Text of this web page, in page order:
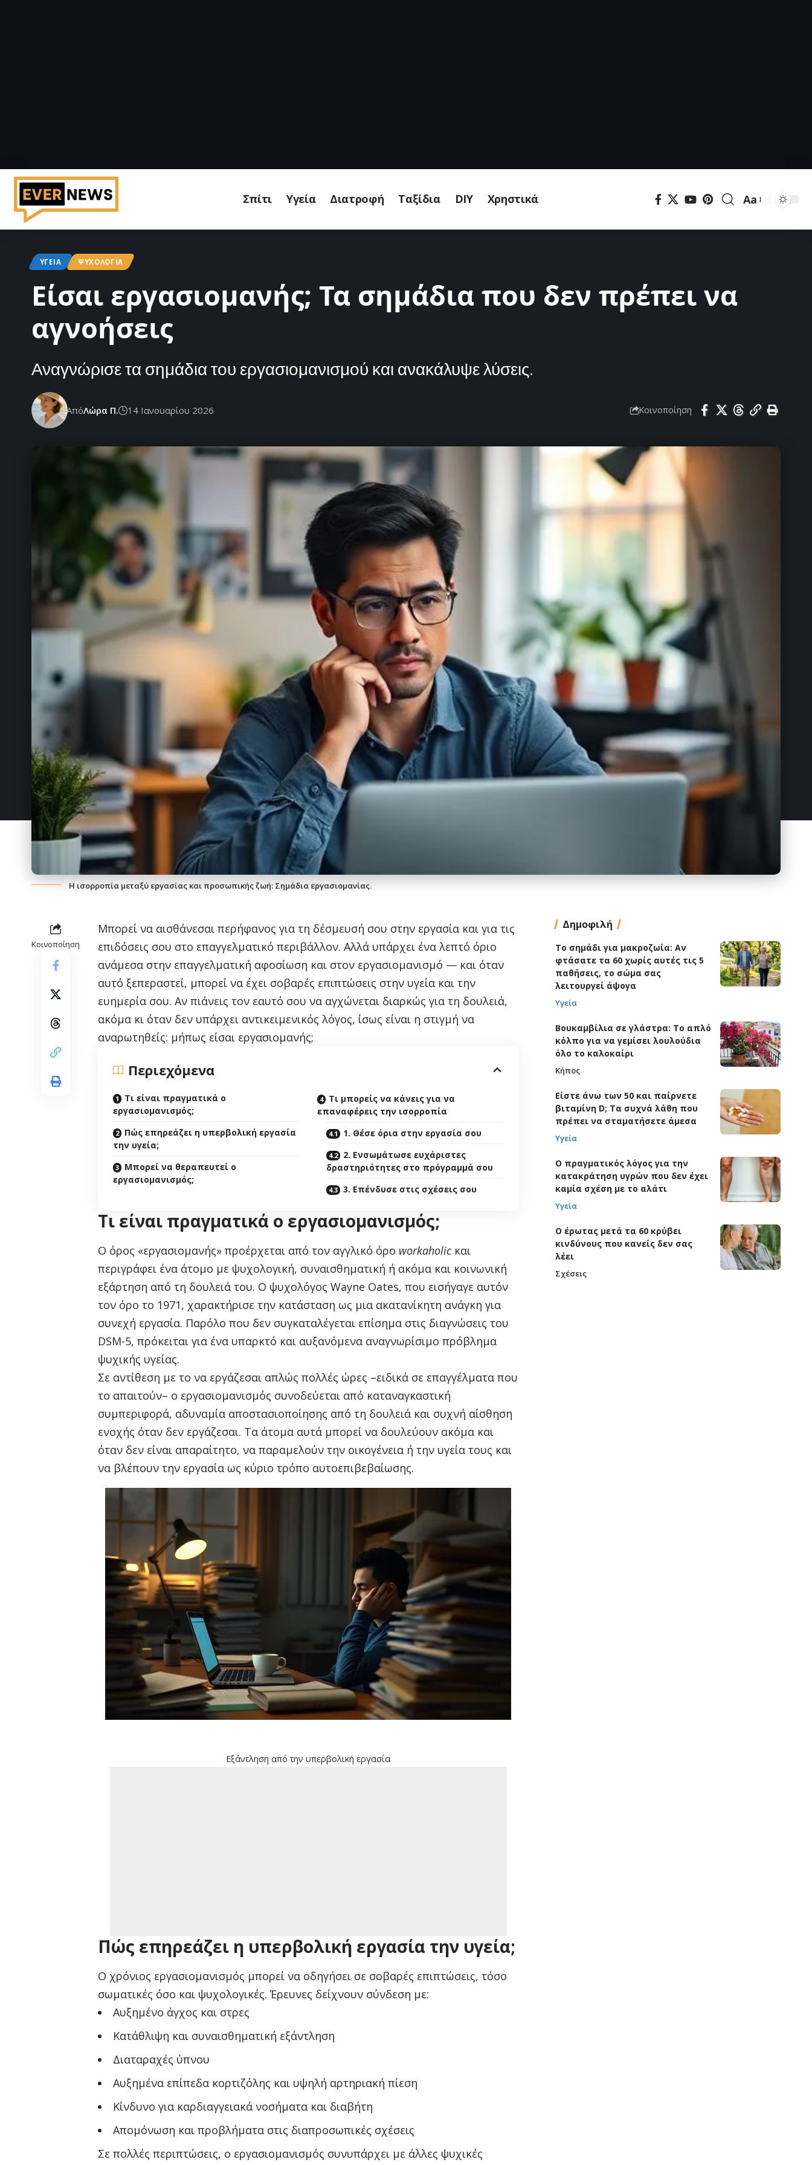
Σπίτι Υγεία Διατροφή Ταξίδια DIY Χρηστικά
Μεγέθυνση
Aa
ΥΓΕΊΑ ΨΥΧΟΛΟΓΊΑ
Είσαι εργασιομανής; Τα σημάδια που δεν πρέπει να
αγνοήσεις
Αναγνώρισε τα σημάδια του εργασιομανισμού και ανακάλυψε λύσεις.
ΑπόΛώρα Π. 14 Ιανουαρίου 2026 Κοινοποίηση
Η ισορροπία μεταξύ εργασίας και προσωπικής ζωή: Σημάδια εργασιομανίας.
Κοινοποίηση
Μπορεί να αισθάνεσαι περήφανος για τη δέσμευσή σου στην εργασία και για τις
επιδόσεις σου στο επαγγελματικό περιβάλλον. Αλλά υπάρχει ένα λεπτό όριο
ανάμεσα στην επαγγελματική αφοσίωση και στον εργασιομανισμό — και όταν
αυτό ξεπεραστεί, μπορεί να έχει σοβαρές επιπτώσεις στην υγεία και την
ευημερία σου. Αν πιάνεις τον εαυτό σου να αγχώνεται διαρκώς για τη δουλειά,
ακόμα κι όταν δεν υπάρχει αντικειμενικός λόγος, ίσως είναι η στιγμή να
αναρωτηθείς: μήπως είσαι εργασιομανής;
Περιεχόμενα
Τι είναι πραγματικά ο
εργασιομανισμός;
Πώς επηρεάζει η υπερβολική εργασία
την υγεία;
Μπορεί να θεραπευτεί ο
εργασιομανισμός;
Τι μπορείς να κάνεις για να
επαναφέρεις την ισορροπία
1. Θέσε όρια στην εργασία σου
2. Ενσωμάτωσε ευχάριστες
δραστηριότητες στο πρόγραμμά σου
3. Επένδυσε στις σχέσεις σου
Τι είναι πραγματικά ο εργασιομανισμός;
Ο όρος «εργασιομανής» προέρχεται από τον αγγλικό όρο workaholicκαι
περιγράφει ένα άτομο με ψυχολογική, συναισθηματική ή ακόμα και κοινωνική
εξάρτηση από τη δουλειά του. Ο ψυχολόγος Wayne Oates, που εισήγαγε αυτόν
τον όρο το 1971, χαρακτήρισε την κατάσταση ως μια ακατανίκητη ανάγκη για
συνεχή εργασία. Παρόλο που δεν συγκαταλέγεται επίσημα στις διαγνώσεις του
DSM-5, πρόκειται για ένα υπαρκτό και αυξανόμενα αναγνωρίσιμο πρόβλημα
ψυχικής υγείας.
Σε αντίθεση με το να εργάζεσαι απλώς πολλές ώρες –ειδικά σε επαγγέλματα που
το απαιτούν– ο εργασιομανισμός συνοδεύεται από καταναγκαστική
συμπεριφορά, αδυναμία αποστασιοποίησης από τη δουλειά και συχνή αίσθηση
ενοχής όταν δεν εργάζεσαι. Τα άτομα αυτά μπορεί να δουλεύουν ακόμα και
όταν δεν είναι απαραίτητο, να παραμελούν την οικογένεια ή την υγεία τους και
να βλέπουν την εργασία ως κύριο τρόπο αυτοεπιβεβαίωσης.
Εξάντληση από την υπερβολική εργασία
Πώς επηρεάζει η υπερβολική εργασία την υγεία;
Ο χρόνιος εργασιομανισμός μπορεί να οδηγήσει σε σοβαρές επιπτώσεις, τόσο
σωματικές όσο και ψυχολογικές. Έρευνες δείχνουν σύνδεση με:
Αυξημένο άγχος και στρες
Κατάθλιψη και συναισθηματική εξάντληση
Διαταραχές ύπνου
Αυξημένα επίπεδα κορτιζόλης και υψηλή αρτηριακή πίεση
Κίνδυνο για καρδιαγγειακά νοσήματα και διαβήτη
Απομόνωση και προβλήματα στις διαπροσωπικές σχέσεις
Σε πολλές περιπτώσεις, ο εργασιομανισμός συνυπάρχει με άλλες ψυχικές
Δημοφιλή
Το σημάδι για μακροζωία: Αν
φτάσατε τα 60 χωρίς αυτές τις 5
παθήσεις, το σώμα σας
λειτουργεί άψογα
Υγεία
Βουκαμβίλια σε γλάστρα: Το απλό
κόλπο για να γεμίσει λουλούδια
όλο το καλοκαίρι
Κήπος
Είστε άνω των 50 και παίρνετε
βιταμίνη D; Τα συχνά λάθη που
πρέπει να σταματήσετε άμεσα
Υγεία
Ο πραγματικός λόγος για την
κατακράτηση υγρών που δεν έχει
καμία σχέση με το αλάτι
Υγεία
Ο έρωτας μετά τα 60 κρύβει
κινδύνους που κανείς δεν σας
λέει
Σχέσεις